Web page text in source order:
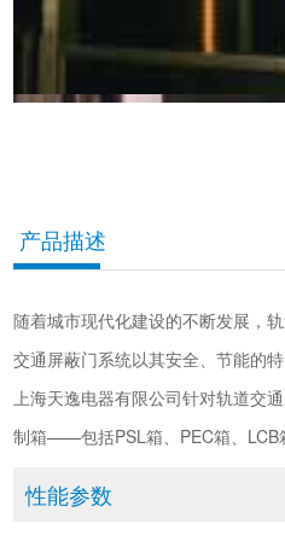
产品描述
随着城市现代化建设的不断发展，
交通屏蔽门系统以其安全、节能的
上海天逸电器有限公司针对轨道交
制箱——包括PSL箱、PEC箱、LCB
性能参数